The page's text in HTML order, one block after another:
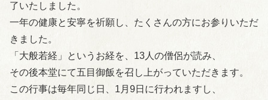
了いたしました。
一年の健康と安寧を祈願し、たくさんの方にお参りいただ
きました。
「大般若経」というお経を、13人の僧侶が読み、
その後本堂にて五目御飯を召し上がっていただきます。
この行事は毎年同じ日、1月9日に行われますし、